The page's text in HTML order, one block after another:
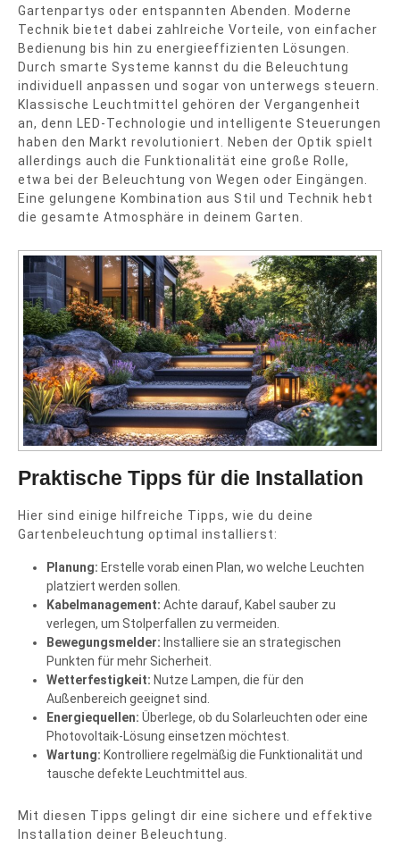
Gartenpartys oder entspannten Abenden. Moderne
Technik bietet dabei zahlreiche Vorteile, von einfacher
Bedienung bis hin zu energieeffizienten Lösungen.
Durch smarte Systeme kannst du die Beleuchtung
individuell anpassen und sogar von unterwegs steuern.
Klassische Leuchtmittel gehören der Vergangenheit
an, denn LED-Technologie und intelligente Steuerungen
haben den Markt revolutioniert. Neben der Optik spielt
allerdings auch die Funktionalität eine große Rolle,
etwa bei der Beleuchtung von Wegen oder Eingängen.
Eine gelungene Kombination aus Stil und Technik hebt
die gesamte Atmosphäre in deinem Garten.
Praktische Tipps für die Installation
Hier sind einige hilfreiche Tipps, wie du deine
Gartenbeleuchtung optimal installierst:
Planung: Erstelle vorab einen Plan, wo welche Leuchten
platziert werden sollen.
Kabelmanagement: Achte darauf, Kabel sauber zu
verlegen, um Stolperfallen zu vermeiden.
Bewegungsmelder: Installiere sie an strategischen
Punkten für mehr Sicherheit.
Wetterfestigkeit: Nutze Lampen, die für den
Außenbereich geeignet sind.
Energiequellen: Überlege, ob du Solarleuchten oder eine
Photovoltaik-Lösung einsetzen möchtest.
Wartung: Kontrolliere regelmäßig die Funktionalität und
tausche defekte Leuchtmittel aus.
Mit diesen Tipps gelingt dir eine sichere und effektive
Installation deiner Beleuchtung.